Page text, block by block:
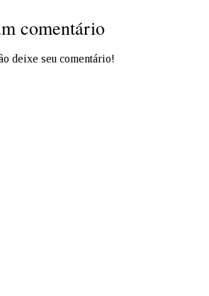
comentário
deixe seu comentário!